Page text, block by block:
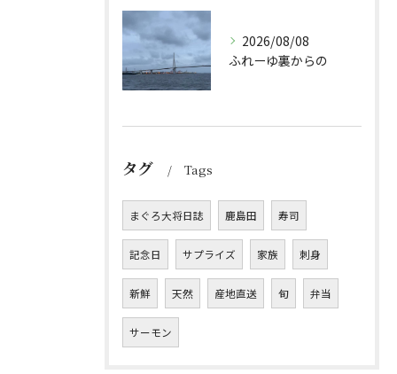
2026/08/08
ふれーゆ裏からの
タグ Tags
まぐろ大将日誌 鹿島田 寿司
記念日 サプライズ 家族 刺身
新鮮 天然 産地直送 旬 弁当
サーモン